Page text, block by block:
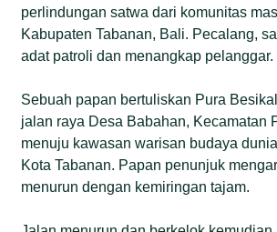
perlindungan satwa dari komunitas
Kabupaten Tabanan, Bali. Pecalang,
adat patroli dan menangkap pelanggar.
Sebuah papan bertuliskan Pura
jalan raya Desa Babahan, Kecamatan
menuju kawasan warisan budaya
Kota Tabanan. Papan penunjuk
menurun dengan kemiringan tajam.